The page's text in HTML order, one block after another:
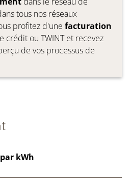
tous nos réseaux
profitez d'une facturation
crédit ou TWINT et recevez
de vos processus de
kWh